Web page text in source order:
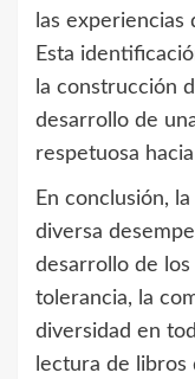
las
Esta
la construcción
desarrollo de
respetuosa
En conclusión,
diversa
desarrollo de
tolerancia, la
diversidad en
lectura de libros